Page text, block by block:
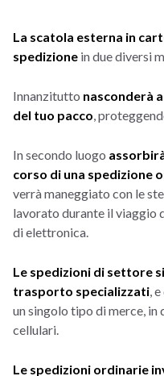
La scatola esterna in
spedizione in due diversi
Innanzitutto nasconderà
del tuo pacco ,
In secondo luogo
corso di una spedizione
verrà maneggiato con le
lavorato durante il viaggio
di elettronica.
Le spedizioni di settore
trasporto specializzati ,
un singolo tipo di merce, in
cellulari.
Le spedizioni ordinarie